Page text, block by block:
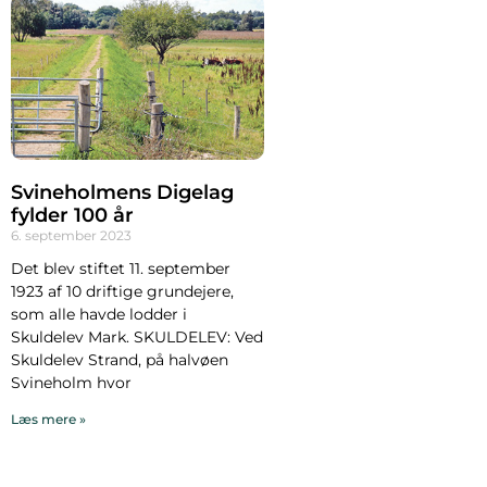
Svineholmens Digelag
fylder 100 år
6. september 2023
Det blev stiftet 11. september
1923 af 10 driftige grundejere,
som alle havde lodder i
Skuldelev Mark. SKULDELEV: Ved
Skuldelev Strand, på halvøen
Svineholm hvor
Læs mere »